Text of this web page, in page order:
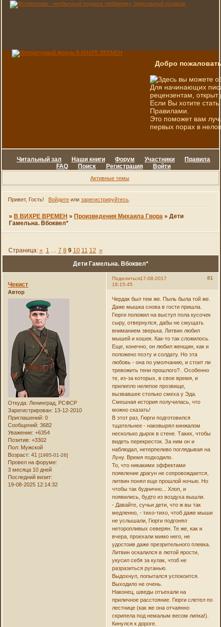
Добро
Здесь вы можете
Для начинающих
рецензентам, открыт
Если Вы хотите
Правилами.
Это поможет вам
первых порах в
Читальный зал Наши книги Форум Участники
Правила
FAQ
Поиск Регистрация Войти
Активные темы
Привет, Гость! Войдитеили зарегистрируйтесь.
» В ВИХРЕ ВРЕМЕН » Произведения Михаила Гвора » Дети
Гамельна. Вбоквел*
Дети Гамельна. Вбоквел*
Страница: « 1 … 7 8 9 10 11 12 »
Поделиться 81
17-08-2017
18:15:45
Чекист
Автор
Откуда: Ленинград, РСФСР
Зарегистрирован: 13-12-2010
Приглашений: 0
Сообщений: 3682
Уважение: +6354
Позитив: +3302
Пол: Мужской
Возраст: 41[1985-01-26]
Провел на форуме:
3 месяца 10 дней
Последний визит:
19-08-2025 12:14:32
Чердак был тем же. Пыль была той же.
Даже мышка снова в гости пришла.
Гюрги положил на выступ пола кусочек
сыру, отвернулся, дабы не смущать
вниманием зверька. Литвин любил
мышей и кошек. Как-то так сложилось.
Еще, конечно, он любил женщин, как и
положено поэту и солдату. Но эта
любовь - она по умолчанию, и стоит ли
тревожить тени прошлого?.. Особенно
те, из-за которых, в свое время, и
прилипло нелепое прозвище,
вызвавшее столько смеха у Эда.
Смешная история получилась, что
можно сказать!
В этот раз, Гюрги подготовился
тщательнее - наковырял кинжалом
несколько дырок в стене. Таких, чтобы
видеть перекресток. За ним он и
наблюдал, нетерпеливо поглядывая на
Луну. Время подходило.
То, что никакими эффектами
появление драгун не сопровождается,
литвин понял еще прошлой ночью. Но
чтобы так буднично... Хлоп, и
появились, будто из воздуха вышли.
- Давайте, сучьи дети, что ж вы так
медленно, - тихо-тихо, чтоб даже мыши
не услышали, Гюрги подгонял
неторопливых северян. Те же, как и
вчера, проехали мимо него, не
удостоив даже презрительного плевка.
Литвин оскалился в лютой ярости,
укусил себя за кулак, чтоб не
разразиться руганью.
Выдохнул, попытался успокоится.
Выходило не очень.
Наконец, шведы отъехали на
приличное расстояние. Гюрги слетел по
лестнице (как же она отчаянно
скрипела под немалым весом липка!).
Кинулся к дороге.